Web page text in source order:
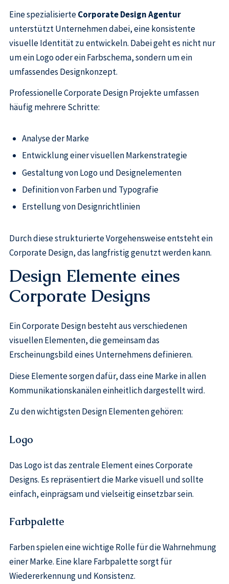
Eine spezialisierteCorporate Design Agentur
unterstützt Unternehmen dabei, eine konsistente
visuelle Identität zu entwickeln. Dabei geht es nicht nur
um ein Logo oder ein Farbschema, sondern um ein
umfassendes Designkonzept.
Professionelle Corporate Design Projekte umfassen
häufig mehrere Schritte:
Analyse der Marke
Entwicklung einer visuellen Markenstrategie
Gestaltung von Logo und Designelementen
Definition von Farben und Typografie
Erstellung von Designrichtlinien
Durch diese strukturierte Vorgehensweise entsteht ein
Corporate Design, das langfristig genutzt werden kann.
Design Elemente eines
Corporate Designs
Ein Corporate Design besteht aus verschiedenen
visuellen Elementen, die gemeinsam das
Erscheinungsbild eines Unternehmens definieren.
Diese Elemente sorgen dafür, dass eine Marke in allen
Kommunikationskanälen einheitlich dargestellt wird.
Zu den wichtigsten Design Elementen gehören:
Logo
Das Logo ist das zentrale Element eines Corporate
Designs. Es repräsentiert die Marke visuell und sollte
einfach, einprägsam und vielseitig einsetzbar sein.
Farbpalette
Farben spielen eine wichtige Rolle für die Wahrnehmung
einer Marke. Eine klare Farbpalette sorgt für
Wiedererkennung und Konsistenz.